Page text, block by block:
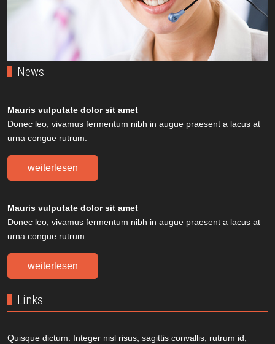
News
Mauris vulputate dolor sit amet
Donec leo, vivamus fermentum nibh in augue praesent a lacus at
urna congue rutrum.
weiterlesen
Mauris vulputate dolor sit amet
Donec leo, vivamus fermentum nibh in augue praesent a lacus at
urna congue rutrum.
weiterlesen
Links
Quisque dictum. Integer nisl risus, sagittis convallis, rutrum id,